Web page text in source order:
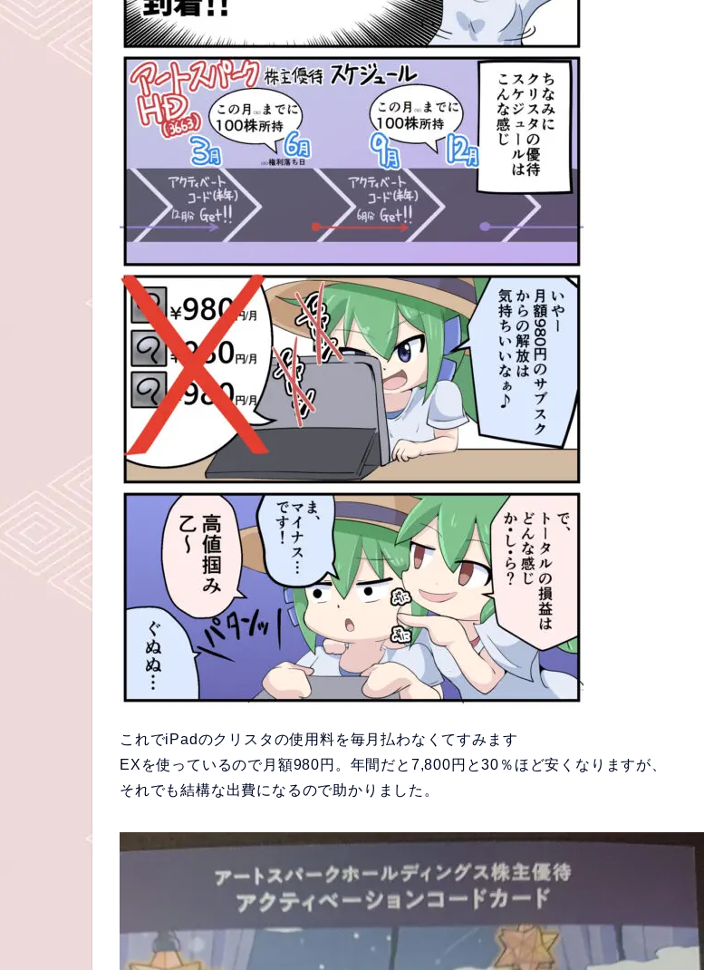
これでiPadのクリスタの使用料を毎月払わなくてすみます
EXを使っているので月額980円。年間だと7,800円と30％ほど安くなりますが、
それでも結構な出費になるので助かりました。